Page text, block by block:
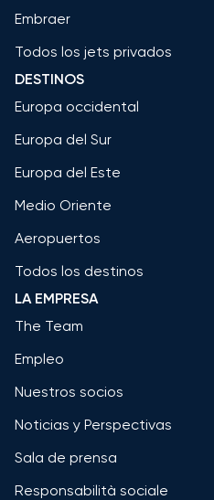
Embraer
Todos los jets privados
DESTINOS
Europa occidental
Europa del Sur
Europa del Este
Medio Oriente
Aeropuertos
Todos los destinos
LA EMPRESA
The Team
Empleo
Nuestros socios
Noticias y Perspectivas
Sala de prensa
Responsabilità sociale